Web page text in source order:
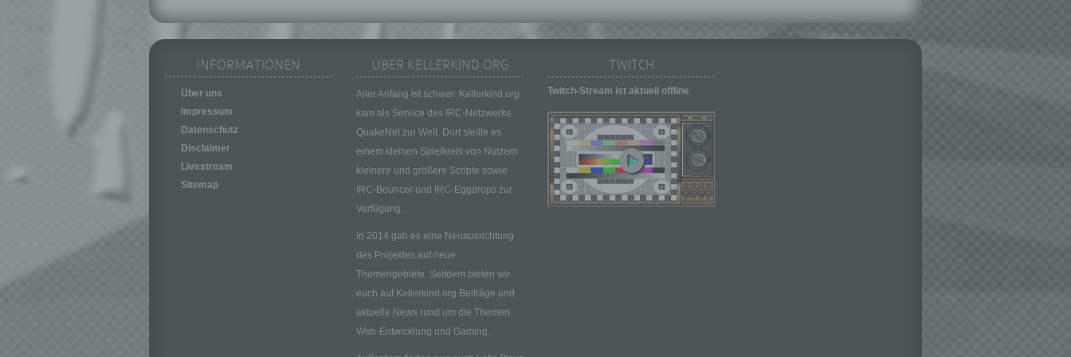
INFORMATIONEN
Über uns
Impressum
Datenschutz
Disclaimer
Livestream
Sitemap
ÜBER KELLERKIND.ORG
Aller Anfang ist schwer: Kellerkind.org
kam als Service des IRC-Netzwerks
QuakeNet zur Welt. Dort stellte es
einem kleinen Spielkreis von Nutzern
kleinere und größere Scripte sowie
IRC-Bouncer und IRC-Eggdrops zur
Verfügung.
In 2014 gab es eine Neuausrichtung
des Projektes auf neue
Themengebiete. Seitdem bieten wir
euch auf Kellerkind.org Beiträge und
aktuelle News rund um die Themen
Web-Entwicklung und Gaming.
TWITCH
Twitch-Stream ist aktuell offline
natürlichen Person zu analysieren oder vorherzusagen.
Pseudonymisierung ist die Verarbeitung personenbezogener Daten
in einer Weise, auf welche die personenbezogenen Daten ohne
Hinzuziehung zusätzlicher Informationen nicht mehr einer
spezifischen betroffenen Person zugeordnet werden können, sofern
diese zusätzlichen Informationen gesondert aufbewahrt werden und
technischen und organisatorischen Maßnahmen unterliegen, die
gewährleisten, dass die personenbezogenen Daten nicht einer
identifizierten oder identifizierbaren natürlichen Person zugewiesen
Verantwortlicher oder für die Verarbeitung Verantwortlicher ist die
natürliche oder juristische Person, Behörde, Einrichtung oder andere
Stelle, die allein oder gemeinsam mit anderen über die Zwecke und
Mittel der Verarbeitung von personenbezogenen Daten entscheidet.
Sind die Zwecke und Mittel dieser Verarbeitung durch das
der Verantwortliche beziehungsweise können die bestimmten